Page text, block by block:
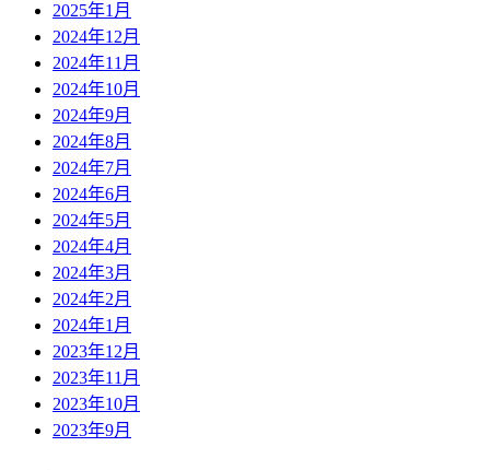
2025年1月
2024年12月
2024年11月
2024年10月
2024年9月
2024年8月
2024年7月
2024年6月
2024年5月
2024年4月
2024年3月
2024年2月
2024年1月
2023年12月
2023年11月
2023年10月
2023年9月